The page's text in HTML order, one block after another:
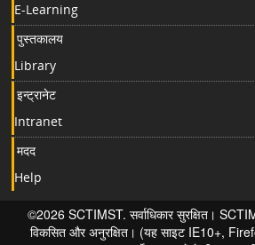
E-Learning
पुस्तकालय
Library
इन्ट्रानेट
Intranet
मदद
Help
©2026 SCTIMST. सर्वाधिकार सुरक्षित।
विकसित और अनुरक्षित। (यह साइट IE10+,